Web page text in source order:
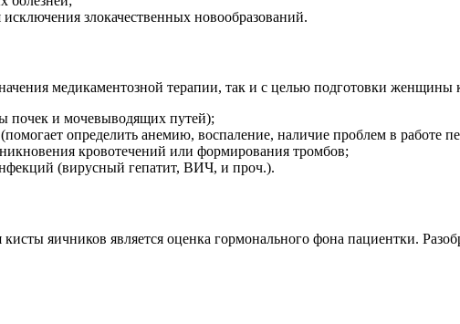
злокачественных новообразований.
медикаментозной терапии, так и с целью подготовки
почек и мочевыводящих путей);
определить анемию, воспаление, наличие проблем в работе
кровотечений или формирования тромбов;
(вирусный гепатит, ВИЧ, и проч.).
яичников является оценка гормонального фона пациентки.